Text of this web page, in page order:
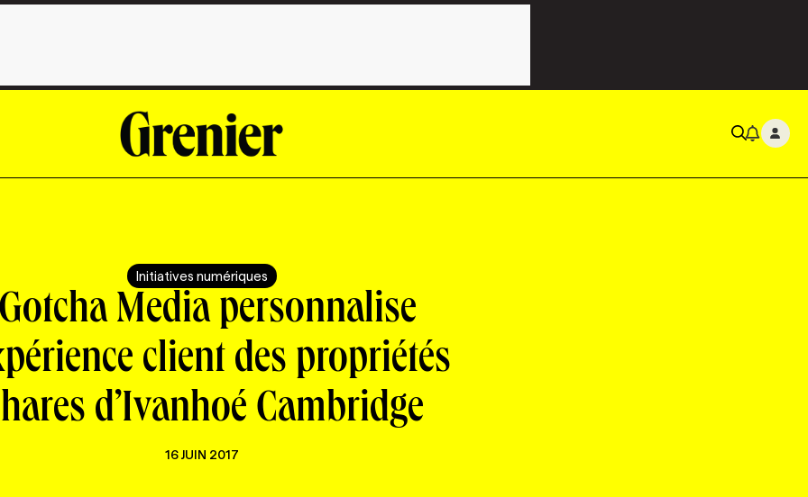
Initiatives numériques
Media personnalise
client des propriétés
d’Ivanhoé Cambridge
16 JUIN 2017